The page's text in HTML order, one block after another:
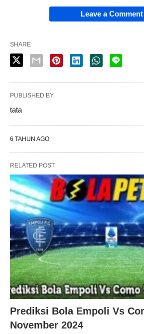
Leave a Comment
SHARE
PUBLISHED BY
tata
6 TAHUN AGO
RELATED POST
Prediksi Bola Empoli Vs
November 2024